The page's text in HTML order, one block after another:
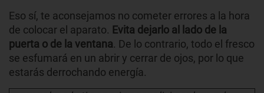
Eso sí, te aconsejamos no cometer errores a la hora
de colocar el aparato. Evita dejarlo al lado de la
puerta o de la ventana. De lo contrario, todo el fresco
se esfumará en un abrir y cerrar de ojos, por lo que
estarás derrochando energía.